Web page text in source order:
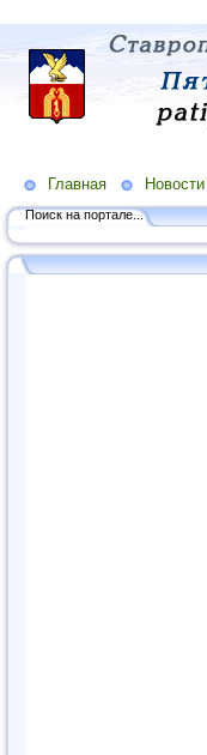
Главная Новости
Поиск на портале...